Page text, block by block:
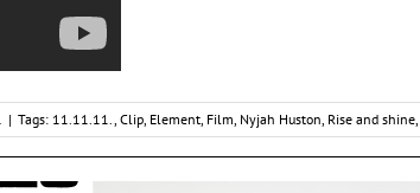
| Tags: 11.11.11. Clip Element Film Nyjah Huston Rise and shine